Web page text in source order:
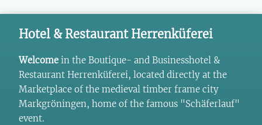
Hotel & Restaurant Herrenküferei
Welcome in the Boutique- and Businesshotel &
Restaurant Herrenküferei, located directly at the
Marketplace of the medieval timber frame city
Markgröningen, home of the famous "Schäferlauf"
event.